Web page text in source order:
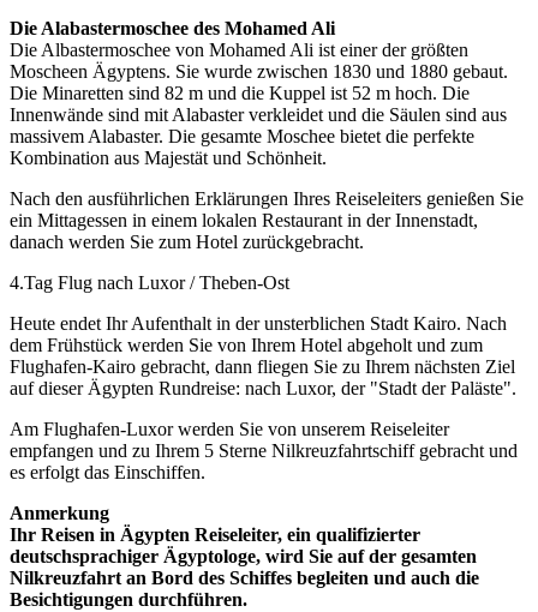
Die Alabastermoschee des Mohamed Ali
Die Albastermoschee von Mohamed Ali ist einer der größten
Moscheen Ägyptens. Sie wurde zwischen 1830 und 1880 gebaut.
Die Minaretten sind 82 m und die Kuppel ist 52 m hoch. Die
Innenwände sind mit Alabaster verkleidet und die Säulen sind aus
massivem Alabaster. Die gesamte Moschee bietet die perfekte
Kombination aus Majestät und Schönheit.
Nach den ausführlichen Erklärungen Ihres Reiseleiters genießen Sie
ein Mittagessen in einem lokalen Restaurant in der Innenstadt,
danach werden Sie zum Hotel zurückgebracht.
4.Tag Flug nach Luxor / Theben-Ost
Heute endet Ihr Aufenthalt in der unsterblichen Stadt Kairo. Nach
dem Frühstück werden Sie von Ihrem Hotel abgeholt und zum
Flughafen-Kairo gebracht, dann fliegen Sie zu Ihrem nächsten Ziel
auf dieser Ägypten Rundreise: nach Luxor, der "Stadt der Paläste".
Am Flughafen-Luxor werden Sie von unserem Reiseleiter
empfangen und zu Ihrem 5 Sterne Nilkreuzfahrtschiff gebracht und
es erfolgt das Einschiffen.
Anmerkung
Ihr Reisen in Ägypten Reiseleiter, ein qualifizierter
deutschsprachiger Ägyptologe, wird Sie auf der gesamten
Nilkreuzfahrt an Bord des Schiffes begleiten und auch die
Besichtigungen durchführen.